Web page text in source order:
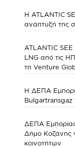
Η ATLANTIC
ανάπτυξή της
ATLANTIC SEE
LNG από τις
τη Venture
Η ΔΕΠΑ
Bulgartransgaz
ΔΕΠΑ
Δήμο Κοζάνης
κοινοτήτων